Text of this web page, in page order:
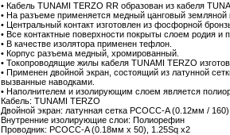
• Кабель TUNAMI TERZO RR образован из кабеля
• На разъеме применяется медный цанговый земляной
• Центральный контакт изготовлен из фосфорной
• Все контактные поверхности покрыты слоем родия и
• В качестве изолятора применен тефлон.
• Корпус разъема медный, хромированный.
• Токопроводящие жилы кабеля TUNAMI TERZO
• Применен двойной экран, состоящий из латунной
вызванные наводками.
• Наполнителем и изолирующим слоем является
Кабель: TUNAMI TERZO
Двойной экран: латунная сетка PCOCC-A (0.12мм /
Внутренние изолирующие слои: Полиорефин
Проводник: PCOCC-A (0.18мм х 50), 1.25Sq х2